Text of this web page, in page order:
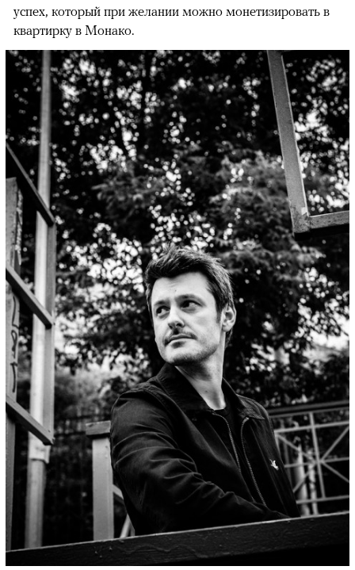
успех, который при желании можно монетизировать в
квартирку в Монако.